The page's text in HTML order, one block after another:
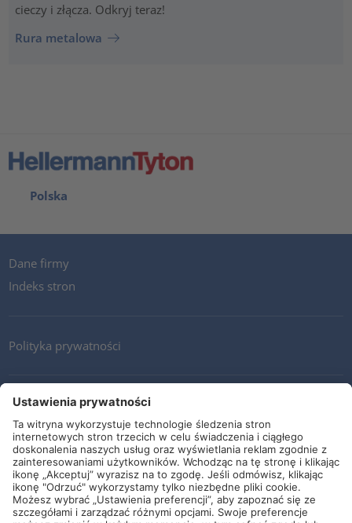
cieczy i złącza. Odkryj teraz!
Rura metalowa
Polska
Dane firmy
Indeks stron
Polityka prywatności
Kontakt
Newsletter